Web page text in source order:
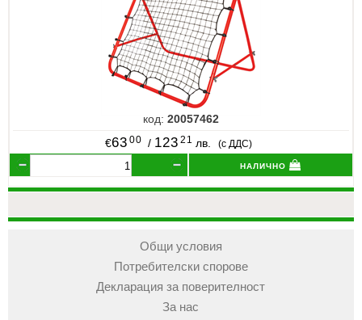
код: 20057462
€63 00 / 123 21 лв. (с ДДС)
налично
Общи условия
Потребителски спорове
Декларация за поверителност
За нас